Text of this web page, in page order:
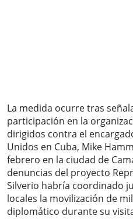
La medida ocurre tras
participación en la
dirigidos contra el
Unidos en Cuba, Mike
febrero en la ciudad de
denuncias del proyecto
Silverio habría coordinado
locales la movilización de
diplomático durante su